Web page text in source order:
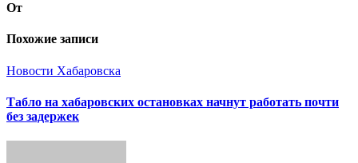
От
Похожие записи
Новости Хабаровска
Табло на хабаровских остановках начнут работать почти
без задержек